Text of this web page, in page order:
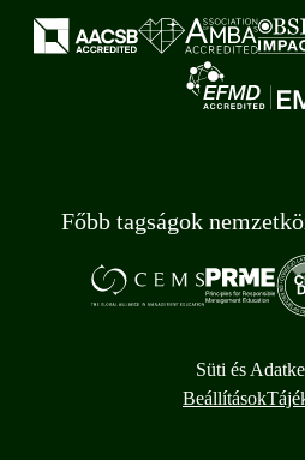
Főbb tagságok
Süti és
Beállítások